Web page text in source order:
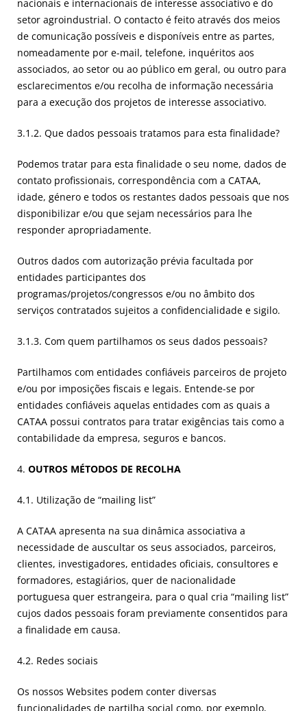
nacionais e internacionais de interesse associativo e do
setor agroindustrial. O contacto é feito através dos meios
de comunicação possíveis e disponíveis entre as partes,
nomeadamente por e-mail, telefone, inquéritos aos
associados, ao setor ou ao público em geral, ou outro para
esclarecimentos e/ou recolha de informação necessária
para a execução dos projetos de interesse associativo.
3.1.2. Que dados pessoais tratamos para esta finalidade?
Podemos tratar para esta finalidade o seu nome, dados de
contato profissionais, correspondência com a CATAA,
idade, género e todos os restantes dados pessoais que nos
disponibilizar e/ou que sejam necessários para lhe
responder apropriadamente.
Outros dados com autorização prévia facultada por
entidades participantes dos
programas/projetos/congressos e/ou no âmbito dos
serviços contratados sujeitos a confidencialidade e sigilo.
3.1.3. Com quem partilhamos os seus dados pessoais?
Partilhamos com entidades confiáveis parceiros de projeto
e/ou por imposições fiscais e legais. Entende-se por
entidades confiáveis aquelas entidades com as quais a
CATAA possui contratos para tratar exigências tais como a
contabilidade da empresa, seguros e bancos.
4. OUTROS MÉTODOS DE RECOLHA
4.1. Utilização de “mailing list”
A CATAA apresenta na sua dinâmica associativa a
necessidade de auscultar os seus associados, parceiros,
clientes, investigadores, entidades oficiais, consultores e
formadores, estagiários, quer de nacionalidade
portuguesa quer estrangeira, para o qual cria “mailing list”
cujos dados pessoais foram previamente consentidos para
a finalidade em causa.
4.2. Redes sociais
Os nossos Websites podem conter diversas
funcionalidades de partilha social como, por exemplo,